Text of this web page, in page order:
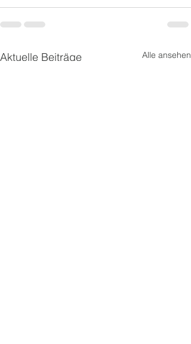
Aktuelle Beiträge Alle ansehen